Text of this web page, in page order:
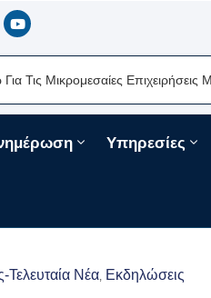
Επιχειρήσεις Μέσω
Υπηρεσίες
Τελευταία Νέα Εκδηλώσεις